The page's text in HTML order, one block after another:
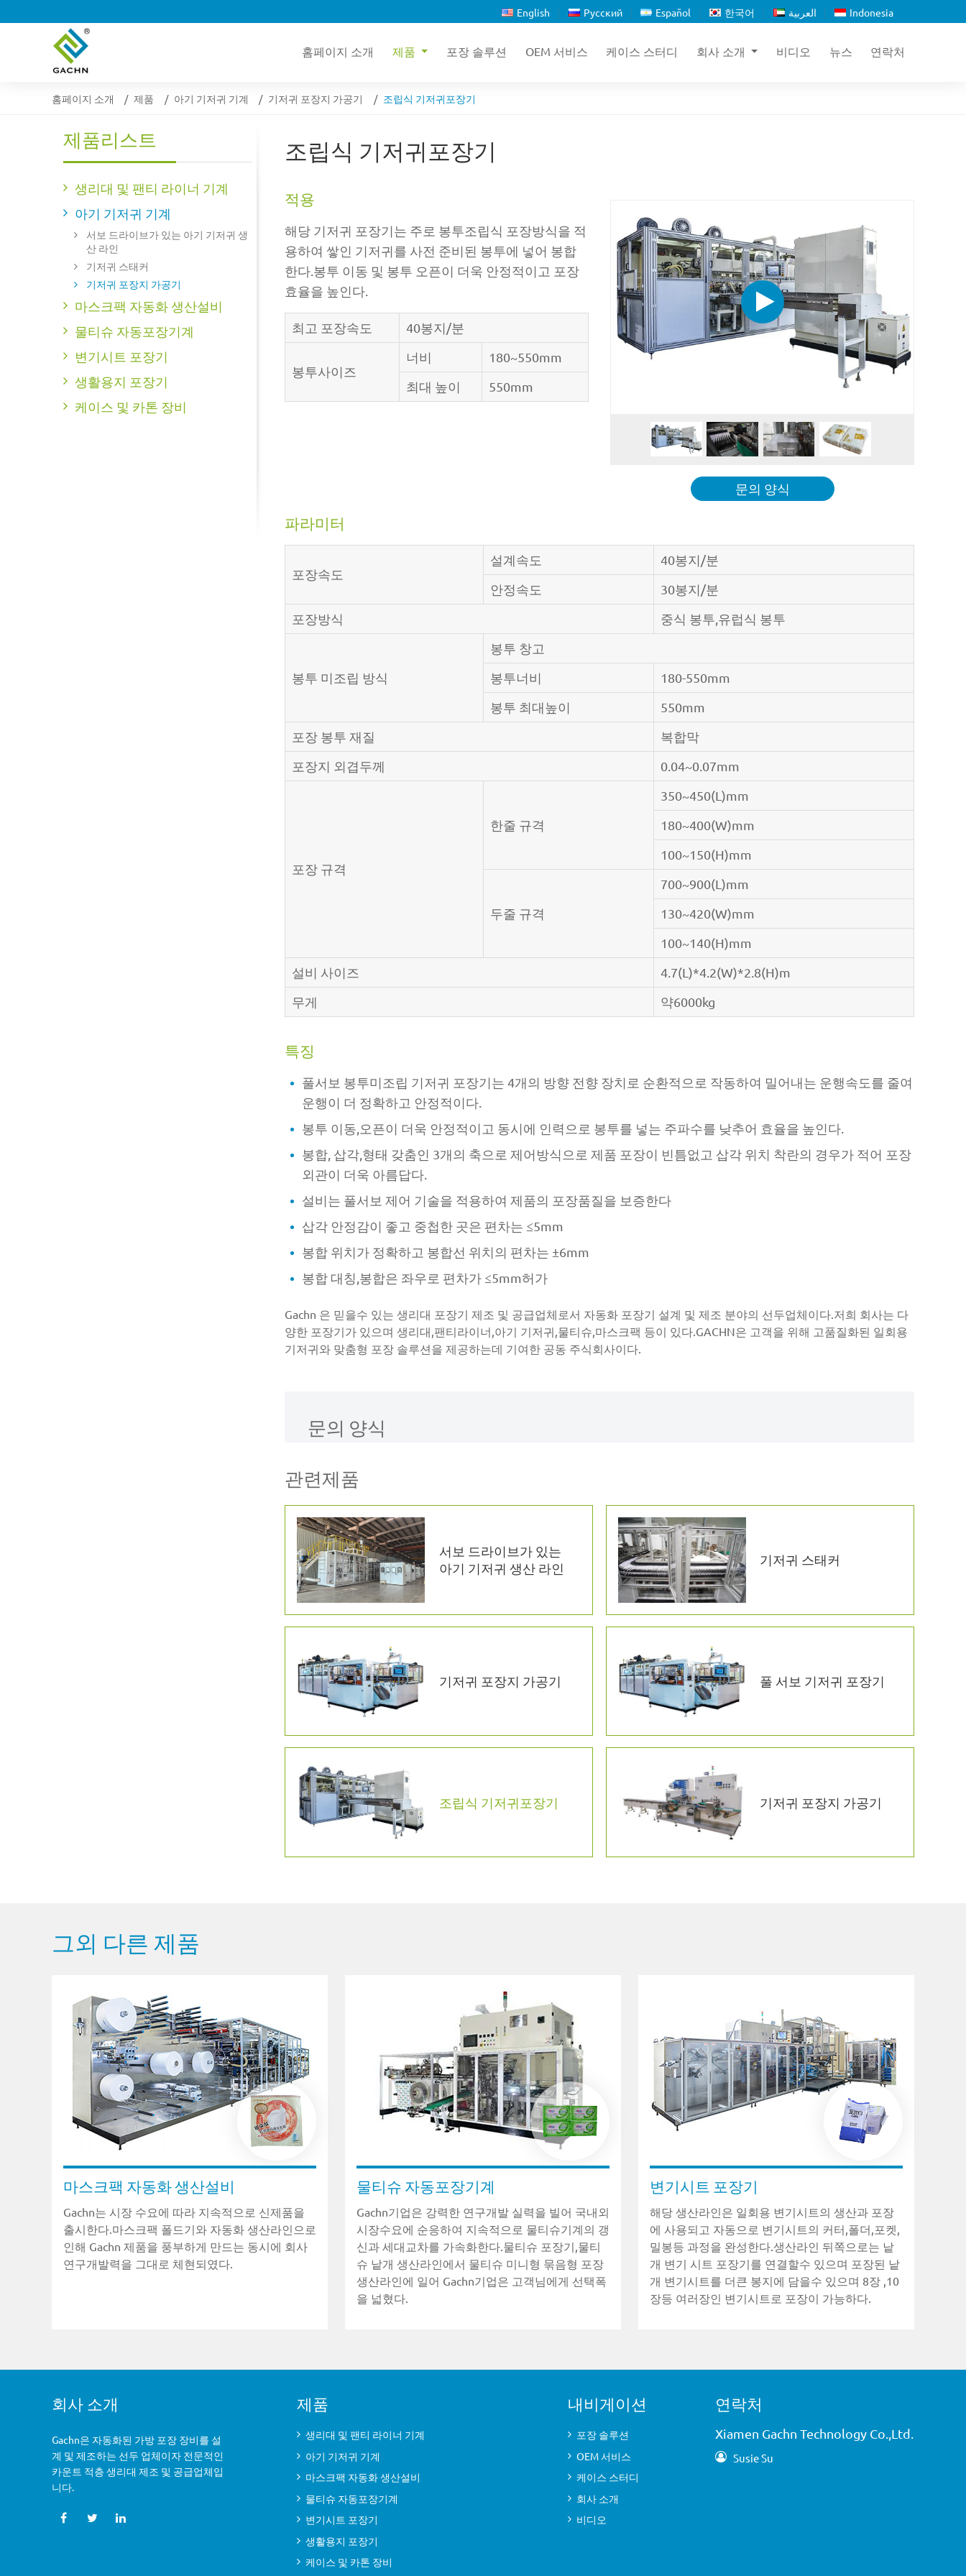
English Русский Español 한국어 العربية Indonesia
홈페이지 소개 제품 포장 솔루션 OEM 서비스 케이스 스터디 회사 소개 비디오 뉴스 연락처
홈페이지 소개 제품 아기 기저귀 기계 기저귀 포장지 가공기 조립식 기저귀포장기
조립식 기저귀포장기
문의 양식
적용
해당 기저귀 포장기는 주로 봉투조립식 포장방식을 적
용하여 쌓인 기저귀를 사전 준비된 봉투에 넣어 봉합
한다.봉투 이동 및 봉투 오픈이 더욱 안정적이고 포장
효율을 높인다.
최고 포장속도 40봉지/분
봉투사이즈
너비
180~550mm
최대 높이
550mm
파라미터
포장속도
설계속도
40봉지/분
안정속도
30봉지/분
포장방식
중식 봉투,유럽식 봉투
봉투 미조립 방식
봉투 창고
봉투너비
180-550mm
봉투 최대높이
550mm
포장 봉투 재질
복합막
포장지 외겹두께
0.04~0.07mm
포장 규격
한줄 규격
350~450(L)mm
180~400(W)mm
100~150(H)mm
두줄 규격
700~900(L)mm
130~420(W)mm
100~140(H)mm
설비 사이즈
4.7(L)*4.2(W)*2.8(H)m
무게
약6000kg
특징
풀서보 봉투미조립 기저귀 포장기는 4개의 방향 전향 장치로 순환적으로 작동하여 밀어내는 운행속도를 줄여
운행이 더 정확하고 안정적이다.
봉투 이동,오픈이 더욱 안정적이고 동시에 인력으로 봉투를 넣는 주파수를 낮추어 효율을 높인다.
봉합, 삽각,형태 갖춤인 3개의 축으로 제어방식으로 제품 포장이 빈틈없고 삽각 위치 착란의 경우가 적어 포장
외관이 더욱 아름답다.
설비는 풀서보 제어 기술을 적용하여 제품의 포장품질을 보증한다
삽각 안정감이 좋고 중첩한 곳은 편차는 ≤5mm
봉합 위치가 정확하고 봉합선 위치의 편차는 ±6mm
봉합 대칭,봉합은 좌우로 편차가 ≤5mm허가
Gachn 은 믿을수 있는 생리대 포장기 제조 및 공급업체로서 자동화 포장기 설계 및 제조 분야의 선두업체이다.저희 회사는 다
양한 포장기가 있으며 생리대,팬티라이너,아기 기저귀,물티슈,마스크팩 등이 있다.GACHN은 고객을 위해 고품질화된 일회용
기저귀와 맞춤형 포장 솔루션을 제공하는데 기여한 공동 주식회사이다.
문의 양식
관련제품
서보 드라이브가 있는
아기 기저귀 생산 라인
기저귀 스태커
기저귀 포장지 가공기 풀 서보 기저귀 포장기
조립식 기저귀포장기 기저귀 포장지 가공기
제품리스트
생리대 및 팬티 라이너 기계
아기 기저귀 기계
서보 드라이브가 있는 아기 기저귀 생
산 라인
기저귀 스태커
기저귀 포장지 가공기
마스크팩 자동화 생산설비
물티슈 자동포장기계
변기시트 포장기
생활용지 포장기
케이스 및 카톤 장비
그외 다른 제품
마스크팩 자동화 생산설비
Gachn는 시장 수요에 따라 지속적으로 신제품을
출시한다.마스크팩 폴드기와 자동화 생산라인으로
인해 Gachn 제품을 풍부하게 만드는 동시에 회사
연구개발력을 그대로 체현되였다.
물티슈 자동포장기계
Gachn기업은 강력한 연구개발 실력을 빌어 국내외
시장수요에 순응하여 지속적으로 물티슈기계의 갱
신과 세대교차를 가속화한다.물티슈 포장기,물티
슈 낱개 생산라인에서 물티슈 미니형 묶음형 포장
생산라인에 일어 Gachn기업은 고객님에게 선택폭
을 넓혔다.
변기시트 포장기
해당 생산라인은 일회용 변기시트의 생산과 포장
에 사용되고 자동으로 변기시트의 커터,폴더,포켓,
밀봉등 과정을 완성한다.생산라인 뒤쪽으로는 낱
개 변기 시트 포장기를 연결할수 있으며 포장된 낱
개 변기시트를 더큰 봉지에 담을수 있으며 8장 ,10
장등 여러장인 변기시트로 포장이 가능하다.
회사 소개
Gachn은 자동화된 가방 포장 장비를 설
계 및 제조하는 선두 업체이자 전문적인
카운트 적층 생리대 제조 및 공급업체입
니다.
제품
생리대 및 팬티 라이너 기계
아기 기저귀 기계
마스크팩 자동화 생산설비
물티슈 자동포장기계
변기시트 포장기
생활용지 포장기
케이스 및 카톤 장비
내비게이션
포장 솔루션
OEM 서비스
케이스 스터디
회사 소개
비디오
연락처
Xiamen Gachn Technology Co.,Ltd.
Susie Su